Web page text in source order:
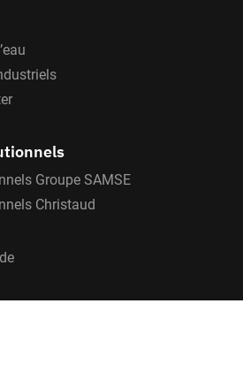
Groupe SAMSE
Christaud